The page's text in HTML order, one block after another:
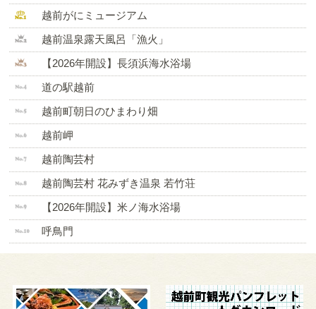
越前がにミュージアム
越前温泉露天風呂「漁火」
【2026年開設】長須浜海水浴場
道の駅越前
越前町朝日のひまわり畑
越前岬
越前陶芸村
越前陶芸村 花みずき温泉 若竹荘
【2026年開設】米ノ海水浴場
呼鳥門